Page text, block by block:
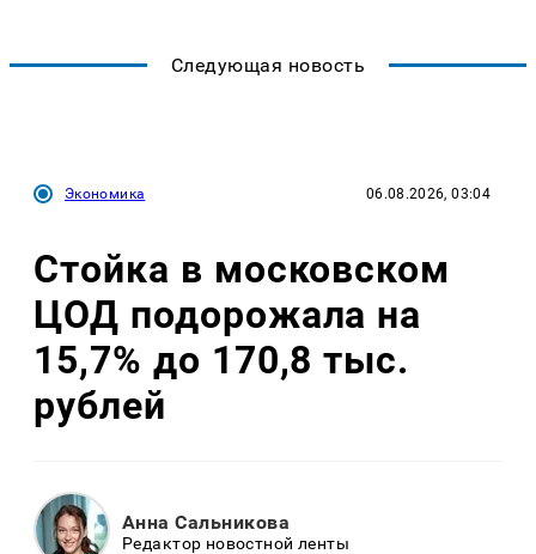
Следующая новость
Экономика 06.08.2026, 03:04
Стойка в московском
ЦОД подорожала на
15,7% до 170,8 тыс.
рублей
Анна Сальникова
Редактор новостной ленты